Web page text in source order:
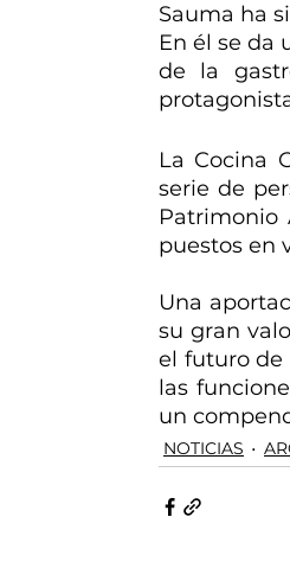
Sauma ha
En él se da
de la
La Cocina
serie de
Patrimonio
puestos en
Una
su gran
el futuro de
las
un
NOTICIAS